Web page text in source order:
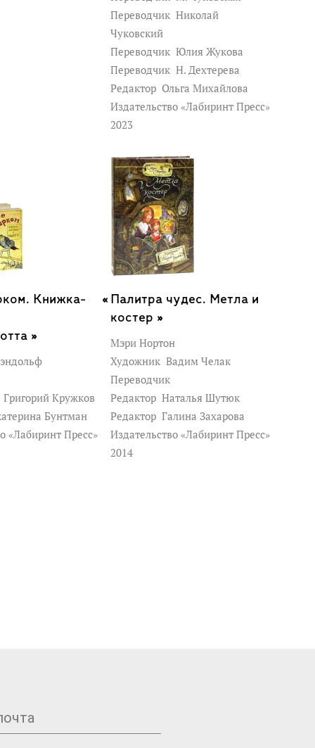
Переводчик Николай
Чуковский
Переводчик Юлия Жукова
Переводчик Н. Дехтерева
Редактор Ольга Михайлова
Издательство «Лабиринт Пресс»
2023
Книжка-
»
Григорий Кружков
Бунтман
«Лабиринт Пресс»
Палитра чудес. Метла и
костер »
Мэри Нортон
Художник Вадим Челак
Переводчик
Редактор Наталья Шутюк
Редактор Галина Захарова
Издательство «Лабиринт Пресс»
2014